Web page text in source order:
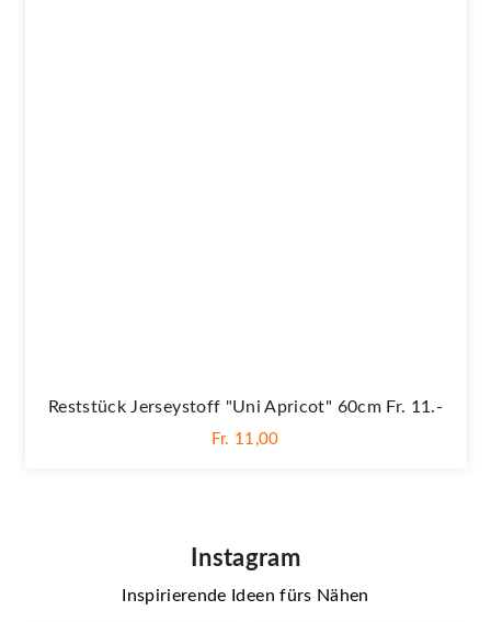
Reststück Jerseystoff "Uni Apricot" 60cm Fr. 11.-
Fr. 11,00
Instagram
Inspirierende Ideen fürs Nähen